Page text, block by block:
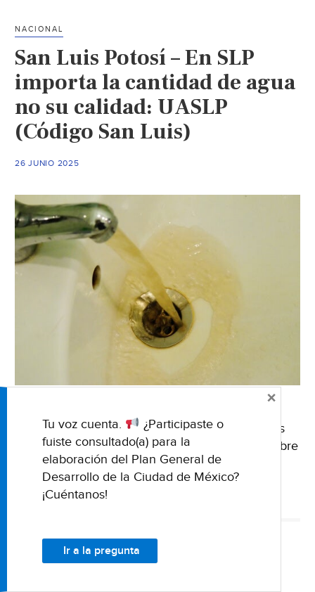
y
particulares
mantienen
contaminados
4
ríos
de
SLP
Sol
de
San
Luis)
NACIONAL
San Luis Potosí – En SLP
importa la cantidad de agua
no su calidad: UASLP
(Código San Luis)
26 JUNIO 2025
Nota de: Redacción Código San Luis En San Luis
Potosí se ha privilegiado la cantidad de agua sobre
la calidad que … Seguir leyendoSan
Luis
→
AGUA CONTAMINADA RIESGO DE SALUD PÚBLICA
NACIONAL
Tu voz cuenta.
¿Participaste o
fuiste consultado(a) para la
elaboración del Plan General de
Desarrollo de la Ciudad de México?
¡Cuéntanos!
Ir a la pregunta
×